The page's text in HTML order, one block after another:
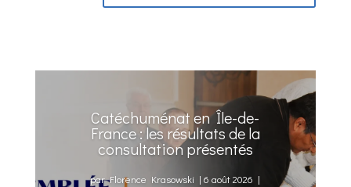
Catéchuménat en Île-de-
France : les résultats de la
consultation présentés
parFlorence Krasowski |6 août 2026 |